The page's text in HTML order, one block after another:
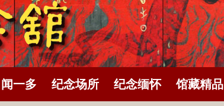
闻一多 纪念场所 纪念缅怀 馆藏精品